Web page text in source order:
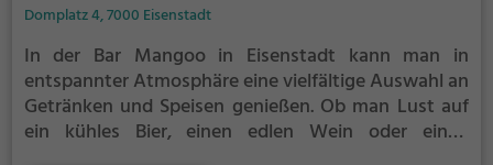
Domplatz 4, 7000 Eisenstadt
In der Bar Mangoo in Eisenstadt kann man in
entspannter Atmosphäre eine vielfältige Auswahl an
Getränken und Speisen genießen. Ob man Lust auf
ein kühles Bier, einen edlen Wein oder einen